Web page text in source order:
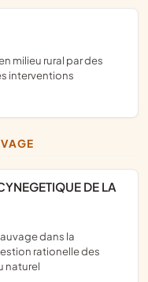
interventions
rationelle des
naturel